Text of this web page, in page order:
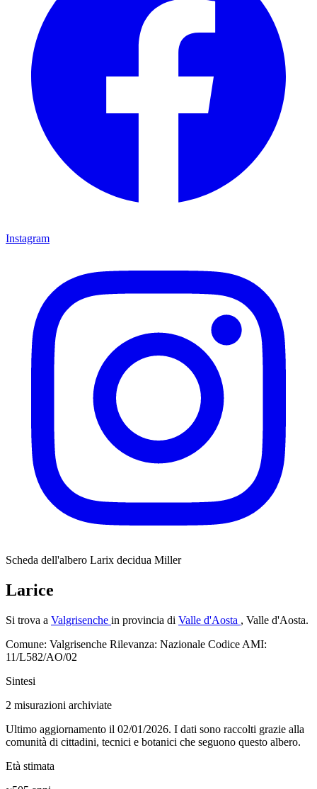
Instagram
Scheda dell'albero Larix decidua Miller
Larice
Si trova a Valgrisenche in provincia di Valle d'Aosta , Valle d'Aosta.
Comune: Valgrisenche Rilevanza: Nazionale Codice AMI:
11/L582/AO/02
Sintesi
2 misurazioni archiviate
Ultimo aggiornamento il 02/01/2026. I dati sono raccolti grazie alla
comunità di cittadini, tecnici e botanici che seguono questo albero.
Età stimata